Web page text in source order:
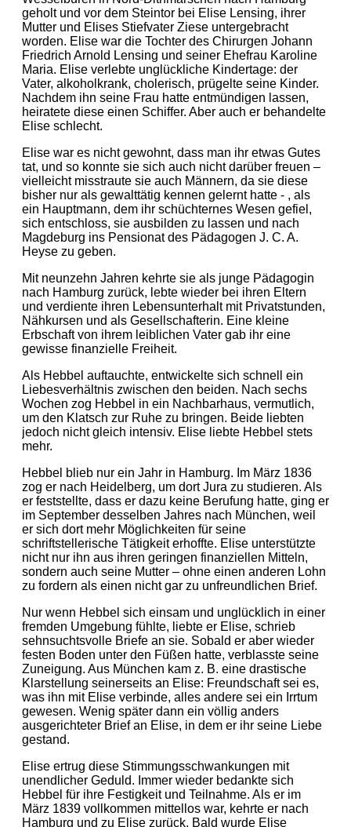
geholt und vor dem Steintor bei Elise Lensing, ihrer
Mutter und Elises Stiefvater Ziese untergebracht
worden. Elise war die Tochter des Chirurgen Johann
Friedrich Arnold Lensing und seiner Ehefrau Karoline
Maria. Elise verlebte unglückliche Kindertage: der
Vater, alkoholkrank, cholerisch, prügelte seine Kinder.
Nachdem ihn seine Frau hatte entmündigen lassen,
heiratete diese einen Schiffer. Aber auch er behandelte
Elise schlecht.
Elise war es nicht gewohnt, dass man ihr etwas Gutes
tat, und so konnte sie sich auch nicht darüber freuen –
vielleicht misstraute sie auch Männern, da sie diese
bisher nur als gewalttätig kennen gelernt hatte - , als
ein Hauptmann, dem ihr schüchternes Wesen gefiel,
sich entschloss, sie ausbilden zu lassen und nach
Magdeburg ins Pensionat des Pädagogen J. C. A.
Heyse zu geben.
Mit neunzehn Jahren kehrte sie als junge Pädagogin
nach Hamburg zurück, lebte wieder bei ihren Eltern
und verdiente ihren Lebensunterhalt mit Privatstunden,
Nähkursen und als Gesellschafterin. Eine kleine
Erbschaft von ihrem leiblichen Vater gab ihr eine
gewisse finanzielle Freiheit.
Als Hebbel auftauchte, entwickelte sich schnell ein
Liebesverhältnis zwischen den beiden. Nach sechs
Wochen zog Hebbel in ein Nachbarhaus, vermutlich,
um den Klatsch zur Ruhe zu bringen. Beide liebten
jedoch nicht gleich intensiv. Elise liebte Hebbel stets
mehr.
Hebbel blieb nur ein Jahr in Hamburg. Im März 1836
zog er nach Heidelberg, um dort Jura zu studieren. Als
er feststellte, dass er dazu keine Berufung hatte, ging er
im September desselben Jahres nach München, weil
er sich dort mehr Möglichkeiten für seine
schriftstellerische Tätigkeit erhoffte. Elise unterstützte
nicht nur ihn aus ihren geringen finanziellen Mitteln,
sondern auch seine Mutter – ohne einen anderen Lohn
zu fordern als einen nicht gar zu unfreundlichen Brief.
Nur wenn Hebbel sich einsam und unglücklich in einer
fremden Umgebung fühlte, liebte er Elise, schrieb
sehnsuchtsvolle Briefe an sie. Sobald er aber wieder
festen Boden unter den Füßen hatte, verblasste seine
Zuneigung. Aus München kam z. B. eine drastische
Klarstellung seinerseits an Elise: Freundschaft sei es,
was ihn mit Elise verbinde, alles andere sei ein Irrtum
gewesen. Wenig später dann ein völlig anders
ausgerichteter Brief an Elise, in dem er ihr seine Liebe
gestand.
Elise ertrug diese Stimmungsschwankungen mit
unendlicher Geduld. Immer wieder bedankte sich
Hebbel für ihre Festigkeit und Teilnahme. Als er im
März 1839 vollkommen mittellos war, kehrte er nach
Hamburg und zu Elise zurück. Bald wurde Elise